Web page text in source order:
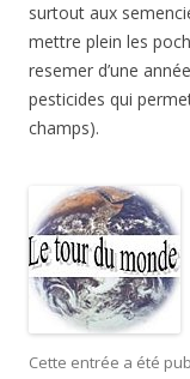
surtout aux
mettre plein les
resemer d’une
pesticides qui
champs).
Cette entrée a été